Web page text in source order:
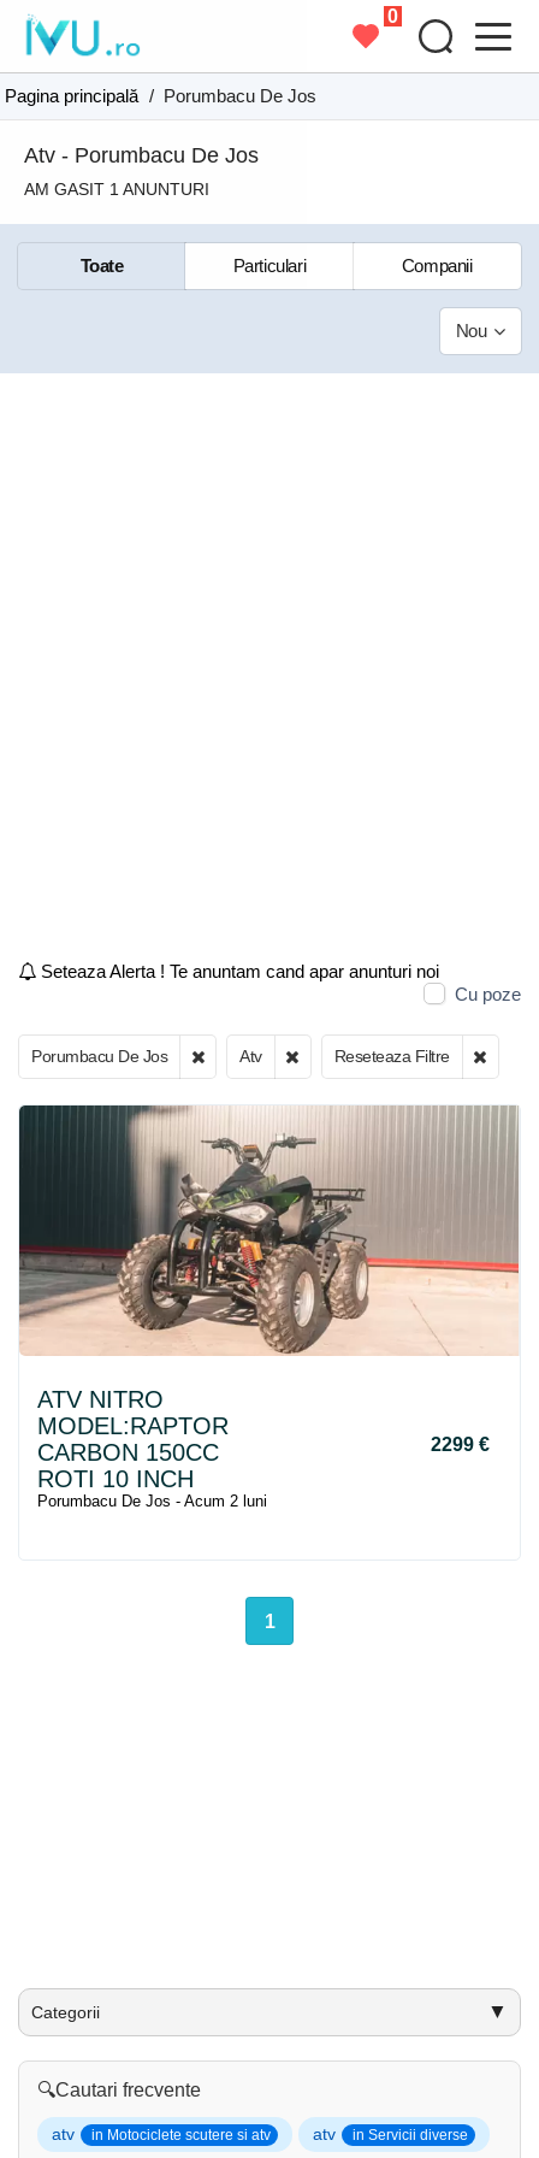
0
Pagina principală / Porumbacu De Jos
Atv - Porumbacu De Jos
AM GASIT 1 ANUNTURI
Toate Particulari Companii
Nou
Seteaza Alerta ! Te anuntam cand apar anunturi noi
Cu poze
Porumbacu De Jos Atv Reseteaza Filtre
ATV NITRO
MODEL:RAPTOR
CARBON 150CC
ROTI 10 INCH
2299 €
Porumbacu De Jos - Acum 2 luni
1
Categorii ▼
🔍Cautari frecvente
atv in Motociclete scutere si atv atv in Servicii diverse